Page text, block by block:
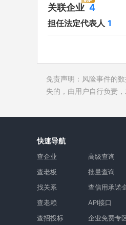
对外投资 2
在外任职 4
所属集团
关联企业 4
担任法定代表人 1
免责声明：风险事件的
失的，由用户自行负责
快速导航
查企业
查老板
找关系
查老赖
查招投标
高级查询
批量查询
查信用承诺
API接口
企业免费专